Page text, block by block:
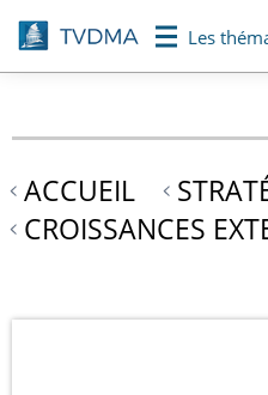
Aller
au
contenu
Les
ACCUEIL
CROISSANCES